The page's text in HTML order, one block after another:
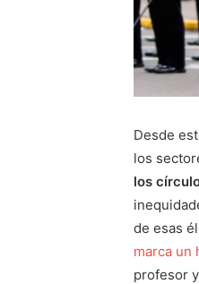
Desde
los
los
de esas
marca un
profesor